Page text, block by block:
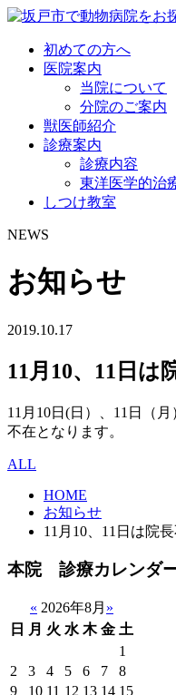
初めての方へ
医院案内
当院について
分院のご案内
獣医師紹介
診療案内
診療内容
東洋医学的治
しつけ教室
NEWS
お知らせ
2019.10.17
11月10、11日は
11月10日(日）、11日（
不在となります。
ALL
HOME
お知らせ
11月10、11日は院
本院 診療カレンダ
« 2026年8月 »
日
月 火 水 木 金 土
1
2
3 4 5 6 7
8
9
10 11 12 13 14 15